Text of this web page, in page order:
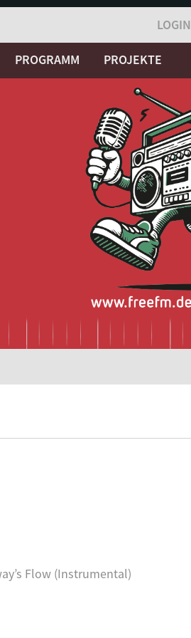
LOGIN
PROGRAMM PROJEKTE
Flow (Instrumental)